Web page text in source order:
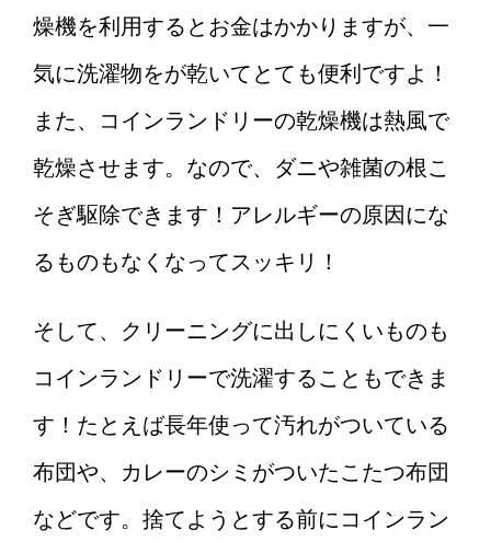
ら、こんなことに気をつけよ
燥機を利用するとお金はかかりますが、一
気に洗濯物をが乾いてとても便利ですよ！
また、コインランドリーの乾燥機は熱風で
乾燥させます。なので、ダニや雑菌の根こ
そぎ駆除できます！アレルギーの原因にな
るものもなくなってスッキリ！
そして、クリーニングに出しにくいものも
コインランドリーで洗濯することもできま
す！たとえば長年使って汚れがついている
布団や、カレーのシミがついたこたつ布団
などです。捨てようとする前にコインラン